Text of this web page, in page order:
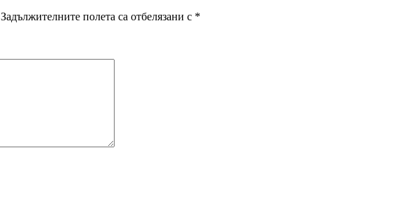
Задължителните полета са отбелязани с *